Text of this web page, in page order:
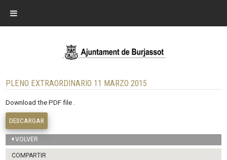
PLENO EXTRAORDINARIO 11 MARZO 2015
Download the PDF file .
DESCARGAR
VOLVER
COMPARTIR